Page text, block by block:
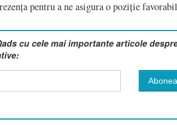
pentru a ne asigura o poziție
cu cele mai importante articole